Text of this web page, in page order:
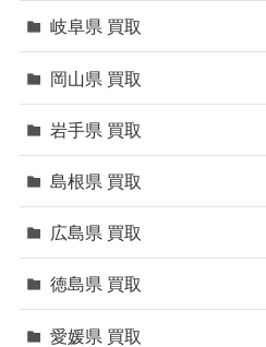
岐阜県 買取
岡山県 買取
岩手県 買取
島根県 買取
広島県 買取
徳島県 買取
愛媛県 買取